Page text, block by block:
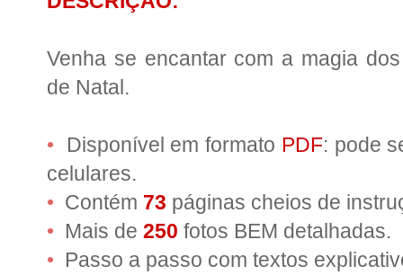
Venha se encantar com a magia
de Natal.
• Disponível em formato PDF: pode
celulares.
• Contém 73 páginas cheios de
• Mais de 250 fotos BEM detalhadas.
• Passo a passo com textos